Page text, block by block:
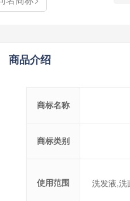
商品介绍
商标名称
商标类别
使用范围 洗发液,洗